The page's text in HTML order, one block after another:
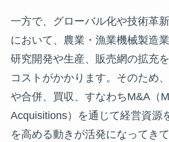
一方で、グローバル化や技術革
において、農業・漁業機械製造
研究開発や生産、販売網の拡充
コストがかかります。そのため
や合併、買収、すなわちM&A（
Acquisitions）を通じて経営資源
を高める動きが活発になってきて